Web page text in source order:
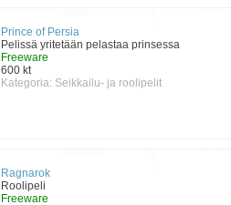
Prince of Persia
Pelissä yritetään pelastaa prinsessa
Freeware
600 kt
Kategoria: Seikkailu- ja roolipelit
Ragnarok
Roolipeli
Freeware